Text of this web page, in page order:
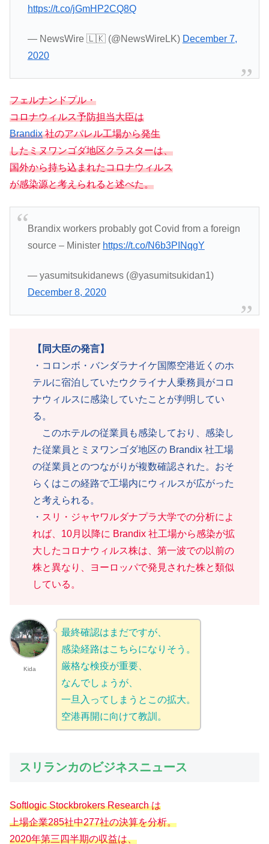
https://t.co/jGmHP2CQ8Q
— NewsWire 🇱🇰 (@NewsWireLK) December 7,
2020
フェルナンドプル・
コロナウィルス予防担当大臣は
Brandix社のアパレル工場から発生
したミヌワンゴダ地区クラスターは、
国外から持ち込まれたコロナウィルス
が感染源と考えられると述べた。
Brandix workers probably got Covid from a foreign
source – Minister https://t.co/N6b3PINqgY
— yasumitsukidanews (@yasumitsukidan1)
December 8, 2020
【同大臣の発言】
・コロンボ・バンダラナイケ国際空港近くのホ
テルに宿泊していたウクライナ人乗務員がコロ
ナウィルスに感染していたことが判明してい
る。
このホテルの従業員も感染しており、感染し
た従業員とミヌワンゴダ地区の Brandix 社工場
の従業員とのつながりが複数確認された。おそ
らくはこの経路で工場内にウィルスが広がった
と考えられる。
・ スリ・ジャヤワルダナプラ大学での分析によ
れば、10月以降に Brandix 社工場から感染が拡
大したコロナウィルス株は、第一波での以前の
株と異なり、ヨーロッパで発見された株と類似
している。
Kida
最終確認はまだですが、
感染経路はこちらになりそう。
厳格な検疫が重要、
なんでしょうが、
一旦入ってしまうとこの拡大。
空港再開に向けて教訓。
スリランカのビジネスニュース
Softlogic Stockbrokers Research は
上場企業285社中277社の決算を分析。
2020年第三四半期の収益は、